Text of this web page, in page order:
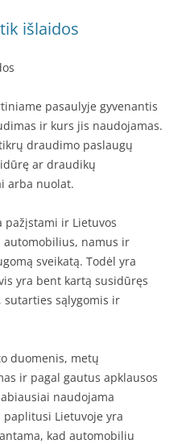
išlaidos
pasaulyje gyvenantis
ir kurs jis naudojamas.
draudimo paslaugų
ar draudikų
arba nuolat.
pažįstami ir Lietuvos
namus ir
sveikatą. Todėl yra
yra bent kartą susidūręs
sąlygomis ir
duomenis, metų
ir pagal gautus apklausos
naudojama
Lietuvoje yra
kad automobiliu